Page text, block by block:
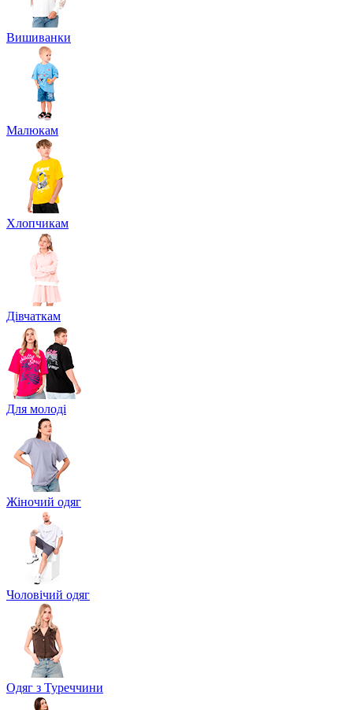
Вишиванки
Малюкам
Хлопчикам
Дівчаткам
Для молоді
Жіночий одяг
Чоловічий одяг
Одяг з Туреччини